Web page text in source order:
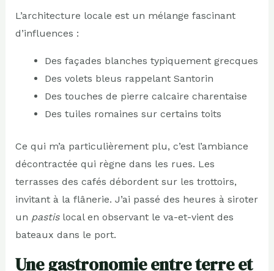
L’architecture locale est un mélange fascinant
d’influences :
Des façades blanches typiquement grecques
Des volets bleus rappelant Santorin
Des touches de pierre calcaire charentaise
Des tuiles romaines sur certains toits
Ce qui m’a particulièrement plu, c’est l’ambiance
décontractée qui règne dans les rues. Les
terrasses des cafés débordent sur les trottoirs,
invitant à la flânerie. J’ai passé des heures à siroter
un pastislocal en observant le va-et-vient des
bateaux dans le port.
Une gastronomie entre terre et